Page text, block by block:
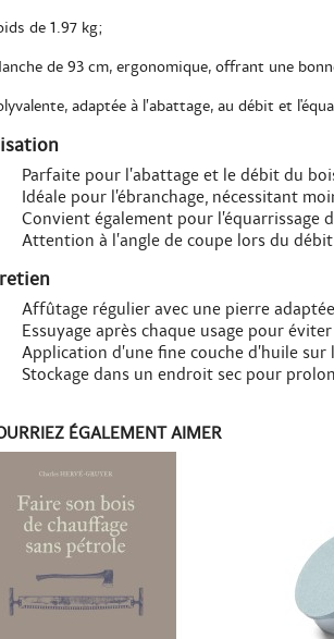
de 1.97 kg;
de 93 cm, ergonomique, offrant une
adaptée à l’abattage, au débit et
Parfaite pour l’abattage et le débit du
Idéale pour l’ébranchage, nécessitant
Convient également pour l’équarrissage
Attention à l’angle de coupe lors du
Affûtage régulier avec une pierre
Essuyage après chaque usage pour
Application d’une fine couche d’huile
Stockage dans un endroit sec pour
ÉGALEMENT AIMER